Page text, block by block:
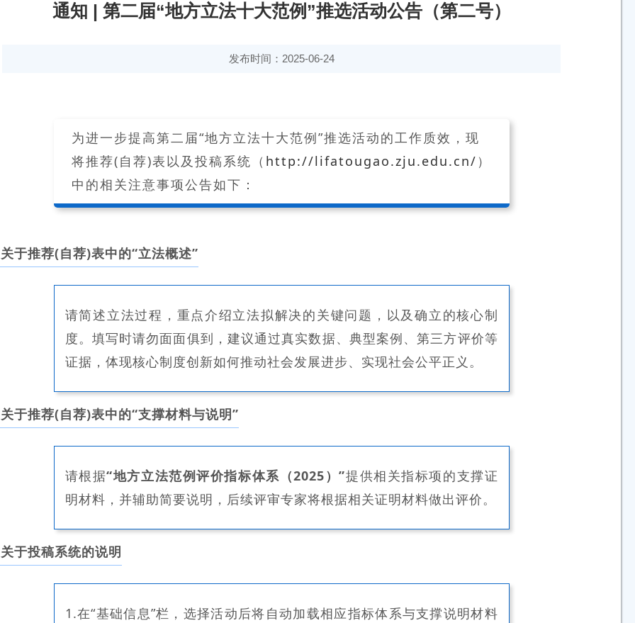
通知 | 第二届“地方立法十大范例”推选活动公告（第二号）
发布时间：2025-06-24
为进一步提高第二届“地方立法十大范例”推选活动的工作质效，现
将推荐(自荐)表以及投稿系统（ http://lifatougao.zju.edu.cn/ ）
中的相关注意事项公告如下：
关于推荐(自荐)表中的“立法概述”
请简述立法过程，重点介绍立法拟解决的关键问题，以及确立的核心制
度。填写时请勿面面俱到，建议通过真实数据、典型案例、第三方评价等
证据，体现核心制度创新如何推动社会发展进步、实现社会公平正义。
关于推荐(自荐)表中的“支撑材料与说明”
请根据“地方立法范例评价指标体系（2025）”提供相关指标项的支撑证
明材料，并辅助简要说明，后续评审专家将根据相关证明材料做出评价。
关于投稿系统的说明
1.在“基础信息”栏，选择活动后将自动加载相应指标体系与支撑说明材料